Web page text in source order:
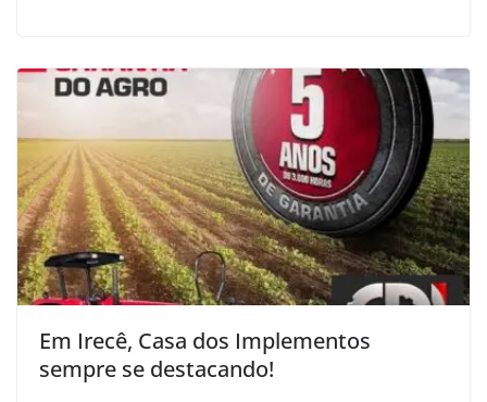
Em Irecê, Casa dos Implementos
sempre se destacando!